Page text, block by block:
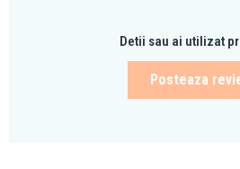
Detii sau ai utilizat
Posteaza